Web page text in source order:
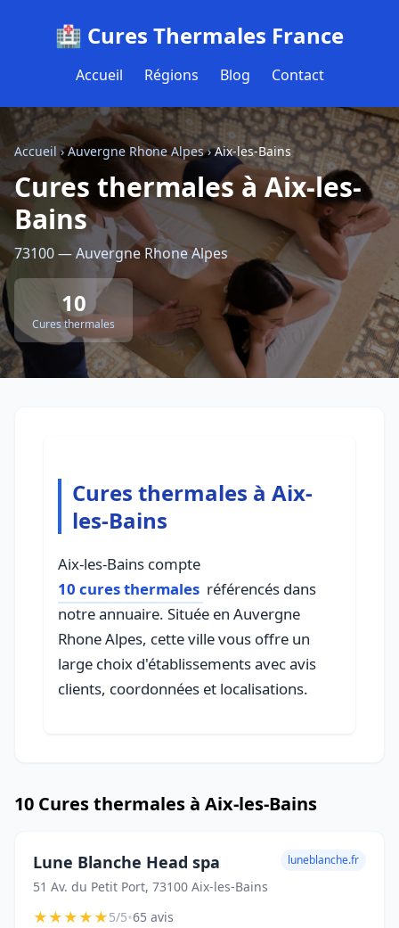
🏥 Cures Thermales France
Accueil Régions Blog Contact
Accueil ›Auvergne Rhone Alpes›Aix-les-Bains
Cures thermales à Aix-les-
Bains
73100 — Auvergne Rhone Alpes
10
Cures thermales
Cures thermales à Aix-
les-Bains
Aix-les-Bains compte
10 cures thermales référencés dans
notre annuaire. Située en Auvergne
Rhone Alpes, cette ville vous offre un
large choix d'établissements avec avis
clients, coordonnées et localisations.
10 Cures thermales à Aix-les-Bains
Lune Blanche Head spa
51 Av. du Petit Port, 73100 Aix-les-Bains
luneblanche.fr
★★★★★5/5•65 avis